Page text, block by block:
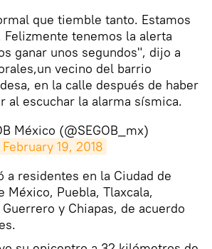
que tiemble tanto. Estamos
Felizmente tenemos la alerta
ganar unos segundos", dijo a
vecino del barrio
en la calle después de haber
al escuchar la alarma sísmica.
México (@SEGOB_mx)
February 19, 2018
a residentes en la Ciudad de
México, Puebla, Tlaxcala,
y Chiapas, de acuerdo